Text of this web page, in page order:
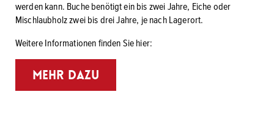
werden kann. Buche benötigt ein bis zwei Jahre, Eiche oder
Mischlaubholz zwei bis drei Jahre, je nach Lagerort.
Weitere Informationen finden Sie hier:
MEHR DAZU